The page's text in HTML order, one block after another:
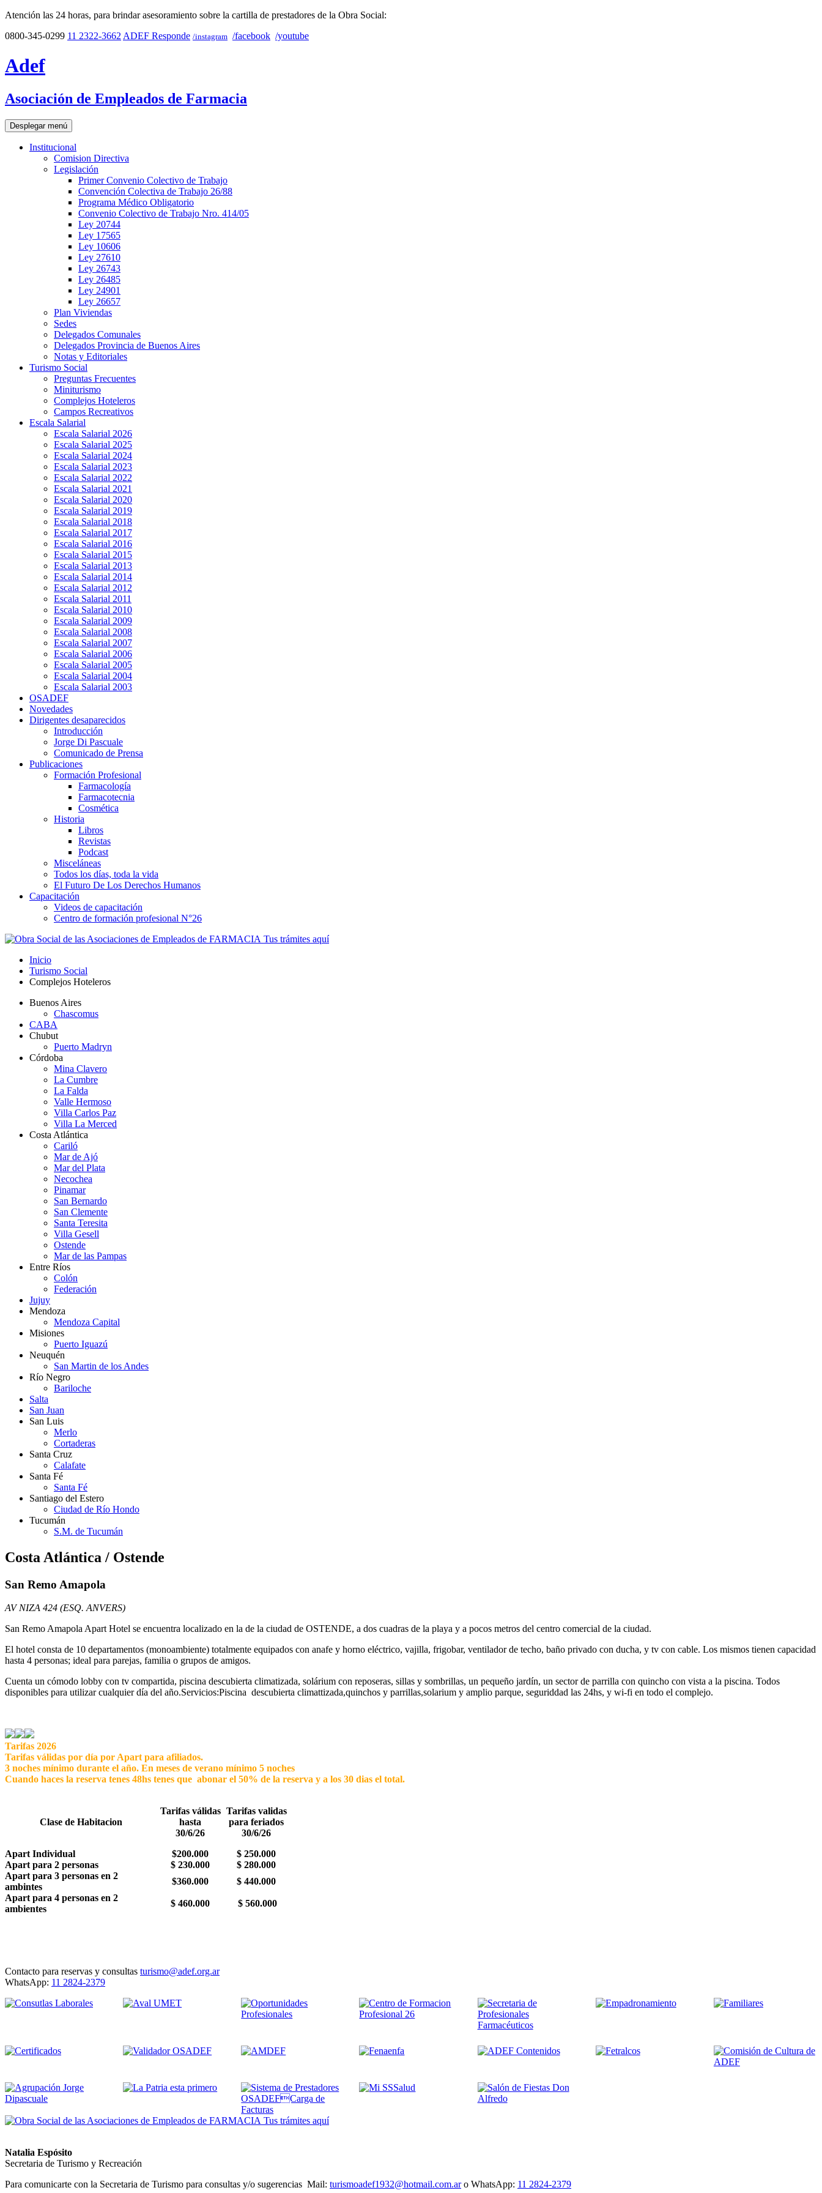
Atención las 24 horas, para brindar asesoramiento sobre la cartilla de prestadores de la Obra Social:
0800-345-0299 11 2322-3662 ADEF Responde /instagram /facebook /youtube
Adef
Asociación de Empleados de Farmacia
Desplegar menú
Institucional
Comision Directiva
Legislación
Primer Convenio Colectivo de Trabajo
Convención Colectiva de Trabajo 26/88
Programa Médico Obligatorio
Convenio Colectivo de Trabajo Nro. 414/05
Ley 20744
Ley 17565
Ley 10606
Ley 27610
Ley 26743
Ley 26485
Ley 24901
Ley 26657
Plan Viviendas
Sedes
Delegados Comunales
Delegados Provincia de Buenos Aires
Notas y Editoriales
Turismo Social
Preguntas Frecuentes
Miniturismo
Complejos Hoteleros
Campos Recreativos
Escala Salarial
Escala Salarial 2026
Escala Salarial 2025
Escala Salarial 2024
Escala Salarial 2023
Escala Salarial 2022
Escala Salarial 2021
Escala Salarial 2020
Escala Salarial 2019
Escala Salarial 2018
Escala Salarial 2017
Escala Salarial 2016
Escala Salarial 2015
Escala Salarial 2013
Escala Salarial 2014
Escala Salarial 2012
Escala Salarial 2011
Escala Salarial 2010
Escala Salarial 2009
Escala Salarial 2008
Escala Salarial 2007
Escala Salarial 2006
Escala Salarial 2005
Escala Salarial 2004
Escala Salarial 2003
OSADEF
Novedades
Dirigentes desaparecidos
Introducción
Jorge Di Pascuale
Comunicado de Prensa
Publicaciones
Formación Profesional
Farmacología
Farmacotecnia
Cosmética
Historia
Libros
Revistas
Podcast
Misceláneas
Todos los días, toda la vida
El Futuro De Los Derechos Humanos
Capacitación
Videos de capacitación
Centro de formación profesional N°26
Tus trámites aquí
Inicio
Turismo Social
Complejos Hoteleros
Buenos Aires
Chascomus
CABA
Chubut
Puerto Madryn
Córdoba
Mina Clavero
La Cumbre
La Falda
Valle Hermoso
Villa Carlos Paz
Villa La Merced
Costa Atlántica
Cariló
Mar de Ajó
Mar del Plata
Necochea
Pinamar
San Bernardo
San Clemente
Santa Teresita
Villa Gesell
Ostende
Mar de las Pampas
Entre Ríos
Colón
Federación
Jujuy
Mendoza
Mendoza Capital
Misiones
Puerto Iguazú
Neuquén
San Martin de los Andes
Río Negro
Bariloche
Salta
San Juan
San Luis
Merlo
Cortaderas
Santa Cruz
Calafate
Santa Fé
Santa Fé
Santiago del Estero
Ciudad de Río Hondo
Tucumán
S.M. de Tucumán
Costa Atlántica / Ostende
San Remo Amapola
AV NIZA 424 (ESQ. ANVERS)
San Remo Amapola Apart Hotel se encuentra localizado en la de la ciudad de OSTENDE, a dos cuadras de la playa y a pocos metros del centro comercial de la ciudad.
El hotel consta de 10 departamentos (monoambiente) totalmente equipados con anafe y horno eléctrico, vajilla, frigobar, ventilador de techo, baño privado con ducha, y tv con cable. Los mismos tienen capacidad
hasta 4 personas; ideal para parejas, familia o grupos de amigos.
Cuenta un cómodo lobby con tv compartida, piscina descubierta climatizada, solárium con reposeras, sillas y sombrillas, un pequeño jardín, un sector de parrilla con quincho con vista a la piscina. Todos
disponibles para utilizar cualquier día del año.Servicios:Piscina descubierta climattizada,quinchos y parrillas,solarium y amplio parque, seguriddad las 24hs, y wi-fi en todo el complejo.
Tarifas 2026
Tarifas válidas por día por Apart para afiliados.
3 noches mínimo durante el año. En meses de verano mínimo 5 noches
Cuando haces la reserva tenes 48hs tenes que abonar el 50% de la reserva y a los 30 dias el total.
Clase de Habitacion
Tarifas válidas
hasta
30/6/26
Tarifas validas
para feriados
30/6/26
Apart Individual
$200.000
$ 250.000
Apart para 2 personas
$ 230.000
$ 280.000
Apart para 3 personas en 2
ambintes
$360.000
$ 440.000
Apart para 4 personas en 2
ambientes
$ 460.000 $ 560.000
Contacto para reservas y consultas turismo@adef.org.ar
WhatsApp: 11 2824-2379
Tus trámites aquí
Natalia Espósito
Secretaria de Turismo y Recreación
Para comunicarte con la Secretaria de Turismo para consultas y/o sugerencias Mail: turismoadef1932@hotmail.com.aro WhatsApp: 11 2824-2379